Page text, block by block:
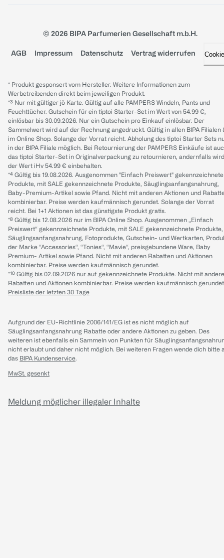
© 2026 BIPA Parfumerien Gesellschaft m.b.H.
AGB Impressum Datenschutz Vertrag widerrufen
* Produkt gesponsert vom Hersteller. Weitere Informationen zum
Werbetreibenden direkt beim jeweiligen Produkt.
*³ Nur mit gültiger jö Karte. Gültig auf alle PAMPERS Windeln, Pants und
Feuchttücher. Gutschein für ein tiptoi Starter-Set im Wert von 54.99 €,
einlösbar bis 30.09.2026. Nur ein Gutschein pro Einkauf einlösbar. Der
Sammelwert wird auf der Rechnung angedruckt. Gültig in allen BIPA Filialen
im Online Shop. Solange der Vorrat reicht. Abholung des tiptoi Starter Sets
in der BIPA Filiale möglich. Bei Retournierung der PAMPERS Einkäufe ist
das tiptoi Starter-Set in Originalverpackung zu retournieren, andernfalls wird
der Wert iHv 54.99 € einbehalten.
*⁴ Gültig bis 19.08.2026. Ausgenommen "Einfach Preiswert" gekennzeichnete
Produkte, mit SALE gekennzeichnete Produkte, Säuglingsanfangsnahrung,
Baby-Premium-Artikel sowie Pfand. Nicht mit anderen Aktionen und
kombinierbar. Preise werden kaufmännisch gerundet. Solange der Vorrat
reicht. Bei 1+1 Aktionen ist das günstigste Produkt gratis.
*⁸ Gültig bis 12.08.2026 nur im BIPA Online Shop. Ausgenommen „Einfach
Preiswert“ gekennzeichnete Produkte, mit SALE gekennzeichnete Produkte,
Säuglingsanfangsnahrung, Fotoprodukte, Gutschein- und Wertkarten,
der Marke “Accessories“, “Tonies“, “Mavie“, preisgebundene Ware, Baby
Premium- Artikel sowie Pfand. Nicht mit anderen Rabatten und Aktionen
kombinierbar. Preise werden kaufmännisch gerundet.
*¹⁰ Gültig bis 02.09.2026 nur auf gekennzeichnete Produkte. Nicht mit
Rabatten und Aktionen kombinierbar. Preise werden kaufmännisch
Preisliste der letzten 30 Tage
Aufgrund der EU-Richtlinie 2006/141/EG ist es nicht möglich auf
Säuglingsanfangsnahrung Rabatte oder andere Aktionen zu geben. Des
weiteren ist ebenfalls ein Sammeln von Punkten für
nicht erlaubt und daher nicht möglich. Bei weiteren Fragen wende dich bitte
das BIPA Kundenservice.
MwSt. gesenkt
Meldung möglicher illegaler Inhalte